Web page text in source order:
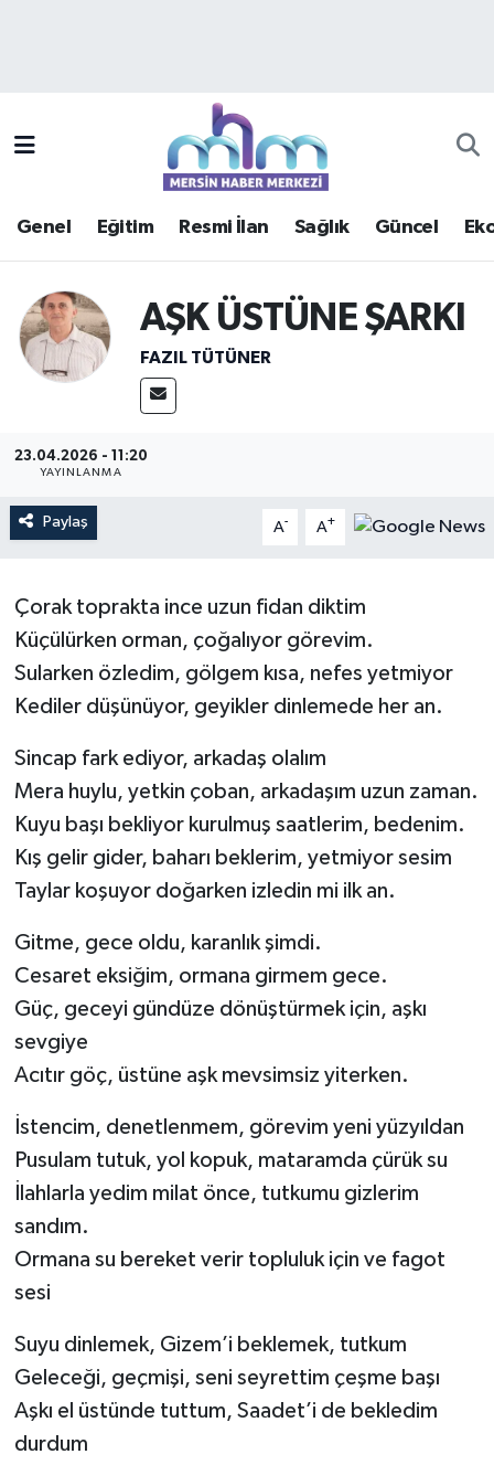
Genel Eğitim Resmi İlan Sağlık Güncel
AŞK ÜSTÜNE ŞARKI
FAZIL TÜTÜNER
23.04.2026 - 11:20
YAYINLANMA
Paylaş A- A+
Çorak toprakta ince uzun fidan diktim
Küçülürken orman, çoğalıyor görevim.
Sularken özledim, gölgem kısa, nefes yetmiyor
Kediler düşünüyor, geyikler dinlemede her an.
Sincap fark ediyor, arkadaş olalım
Mera huylu, yetkin çoban, arkadaşım uzun zaman.
Kuyu başı bekliyor kurulmuş saatlerim, bedenim.
Kış gelir gider, baharı beklerim, yetmiyor sesim
Taylar koşuyor doğarken izledin mi ilk an.
Gitme, gece oldu, karanlık şimdi.
Cesaret eksiğim, ormana girmem gece.
Güç, geceyi gündüze dönüştürmek için, aşkı
sevgiye
Acıtır göç, üstüne aşk mevsimsiz yiterken.
İstencim, denetlenmem, görevim yeni yüzyıldan
Pusulam tutuk, yol kopuk, mataramda çürük su
İlahlarla yedim milat önce, tutkumu gizlerim
sandım.
Ormana su bereket verir topluluk için ve fagot
sesi
Suyu dinlemek, Gizem’i beklemek, tutkum
Geleceği, geçmişi, seni seyrettim çeşme başı
Aşkı el üstünde tuttum, Saadet’i de bekledim
durdum
Genel
Güncel
Kültür - Sanat
Magazin
Mersin Tarihi
Özel Haber
Politika
Resmi İlan
Sağlık
Sürmanşet
Teknoloji
Mersin Trafik Yoğunluk Haritası
Süper Lig Puan Durumu ve Fikstür
Son Dakika Haberleri
Haber Arşivi